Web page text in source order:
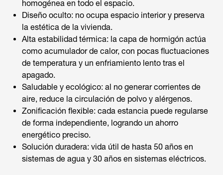
homogénea en todo el espacio.
Diseño oculto: no ocupa espacio interior y preserva
la estética de la vivienda.
Alta estabilidad térmica: la capa de hormigón actúa
como acumulador de calor, con pocas fluctuaciones
de temperatura y un enfriamiento lento tras el
apagado.
Saludable y ecológico: al no generar corrientes de
aire, reduce la circulación de polvo y alérgenos.
Zonificación flexible: cada estancia puede regularse
de forma independiente, logrando un ahorro
energético preciso.
Solución duradera: vida útil de hasta 50 años en
sistemas de agua y 30 años en sistemas eléctricos.